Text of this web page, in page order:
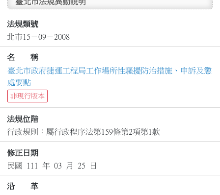
法規類號
北市15－09－2008
名 稱
臺北市政府捷運工程局工作場所性騷擾防治措施、申訴及懲
處要點
非現行版本
法規位階
行政規則：屬行政程序法第159條第2項第1款
修正日期
民國 111 年 03 月 25 日
沿 革